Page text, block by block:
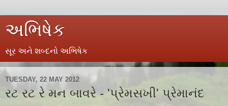
અભિષેક
સૂર અને શબ્દનો અભિષેક
TUESDAY, 22 MAY 2012
રટ રટ રે મન બાવરે - 'પ્રેમસખી' પ્રેમાનંદ